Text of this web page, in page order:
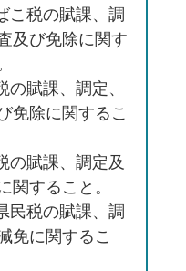
こ税の賦課、調
及び免除に関す
の賦課、調定、
免除に関するこ
の賦課、調定及
関すること。
民税の賦課、調
免に関するこ